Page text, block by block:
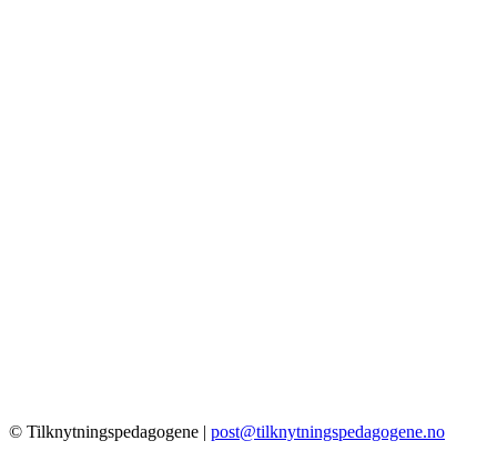
© Tilknytningspedagogene | post@tilknytningspedagogene.no